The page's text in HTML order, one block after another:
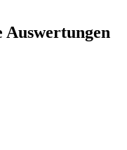
Auswertungen